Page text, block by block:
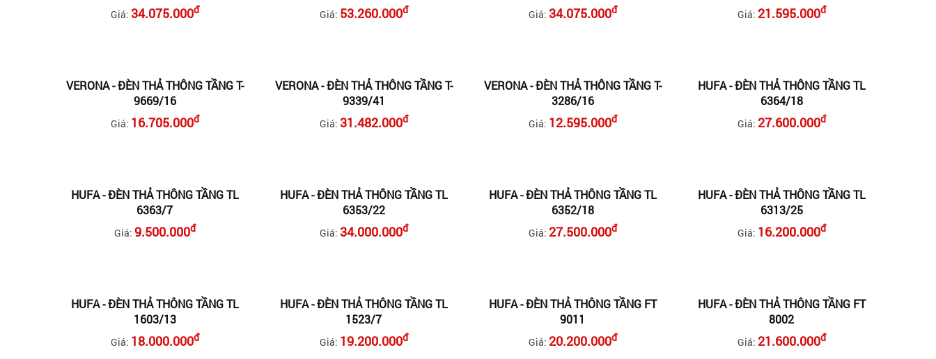
Giá: 34.075.000đ Giá: 53.260.000đ Giá: 34.075.000đ Giá: 21.595.000đ
VERONA - ĐÈN THẢ THÔNG TẦNG T-
9669/16
Giá: 16.705.000đ
VERONA - ĐÈN THẢ THÔNG TẦNG T-
9339/41
Giá: 31.482.000đ
VERONA - ĐÈN THẢ THÔNG TẦNG T-
3286/16
Giá: 12.595.000đ
HUFA - ĐÈN THẢ THÔNG TẦNG TL
6364/18
Giá: 27.600.000đ
HUFA - ĐÈN THẢ THÔNG TẦNG TL
6363/7
Giá: 9.500.000đ
HUFA - ĐÈN THẢ THÔNG TẦNG TL
6353/22
Giá: 34.000.000đ
HUFA - ĐÈN THẢ THÔNG TẦNG TL
6352/18
Giá: 27.500.000đ
HUFA - ĐÈN THẢ THÔNG TẦNG TL
6313/25
Giá: 16.200.000đ
HUFA - ĐÈN THẢ THÔNG TẦNG TL
1603/13
Giá: 18.000.000đ
HUFA - ĐÈN THẢ THÔNG TẦNG TL
1523/7
Giá: 19.200.000đ
HUFA - ĐÈN THẢ THÔNG TẦNG FT
9011
Giá: 20.200.000đ
HUFA - ĐÈN THẢ THÔNG TẦNG FT
8002
Giá: 21.600.000đ